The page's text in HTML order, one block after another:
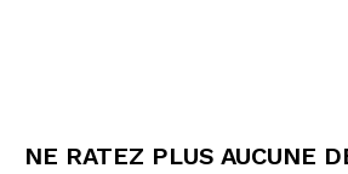
NE RATEZ PLUS AUCUNE